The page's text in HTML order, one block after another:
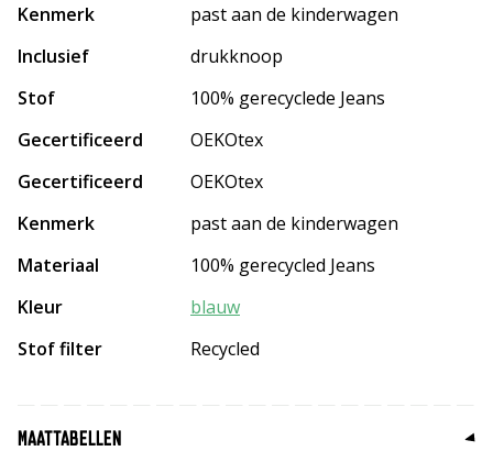
Kenmerk
past aan de kinderwagen
Inclusief
drukknoop
Stof
100% gerecyclede Jeans
Gecertificeerd
OEKOtex
Gecertificeerd
OEKOtex
Kenmerk
past aan de kinderwagen
Materiaal
100% gerecycled Jeans
Kleur
blauw
Stof filter
Recycled
MAATTABELLEN